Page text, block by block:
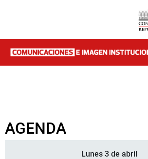
AGENDA
Lunes 3 de abril